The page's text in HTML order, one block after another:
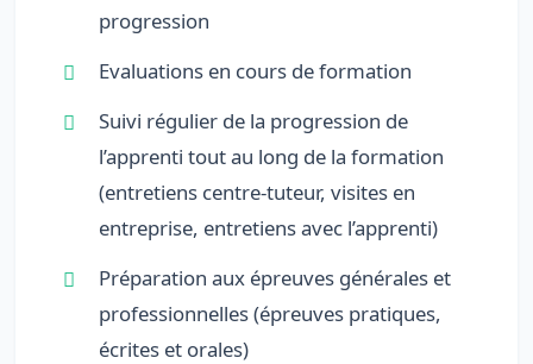
progression
Evaluations en cours de formation
Suivi régulier de la progression de
l’apprenti tout au long de la formation
(entretiens centre-tuteur, visites en
entreprise, entretiens avec l’apprenti)
Préparation aux épreuves générales et
professionnelles (épreuves pratiques,
écrites et orales)